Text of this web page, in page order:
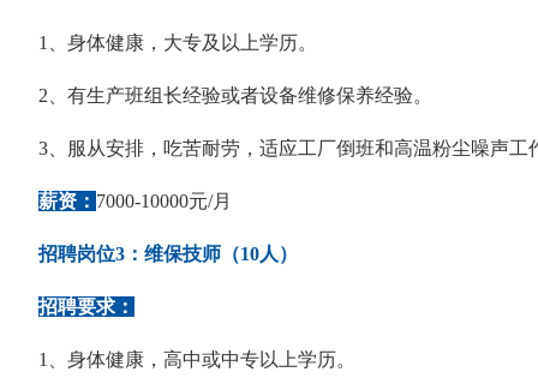
1、身体健康，大专及以上学历。
2、有生产班组长经验或者设备维修保养经验。
3、服从安排，吃苦耐劳，适应工厂倒班和高温粉尘噪声工
薪资： 7000-10000元/月
招聘岗位3：维保技师（10人）
招聘要求：
1、身体健康，高中或中专以上学历。